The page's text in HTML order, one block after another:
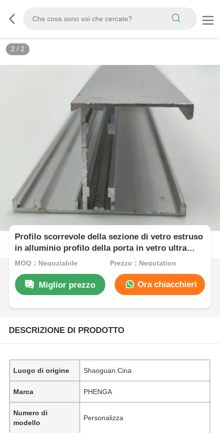
2 / 2
Profilo scorrevole della sezione di vetro estruso
in alluminio profilo della porta in vetro ultra
sottile profilo di alluminio
MOQ：Negoziabile Prezzo：Negotation
Miglior prezzo Ora chiacchieri
DESCRIZIONE DI PRODOTTO
Luogo di origine Shaoguan.Cina
Marca PHENGA
Numero di
modello
Personalizza